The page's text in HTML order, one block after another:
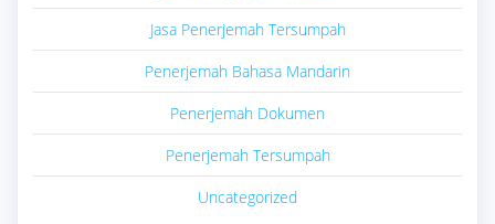
Jasa Penerjemah Tersumpah
Penerjemah Bahasa Mandarin
Penerjemah Dokumen
Penerjemah Tersumpah
Uncategorized